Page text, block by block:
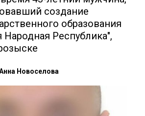
создание
образования
Народная Республика",
Новоселова